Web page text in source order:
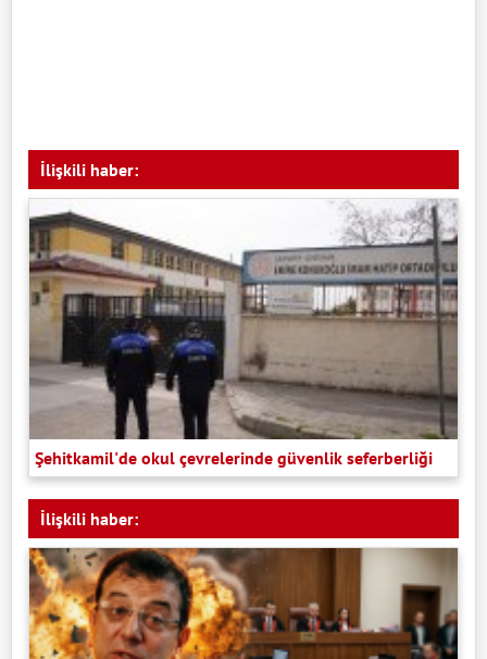
İlişkili haber:
Şehitkamil'de okul çevrelerinde güvenlik seferberliği
İlişkili haber: